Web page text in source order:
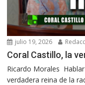
julio 19, 2026
Coral Castillo, la
Ricardo Morales
verdadera reina de la